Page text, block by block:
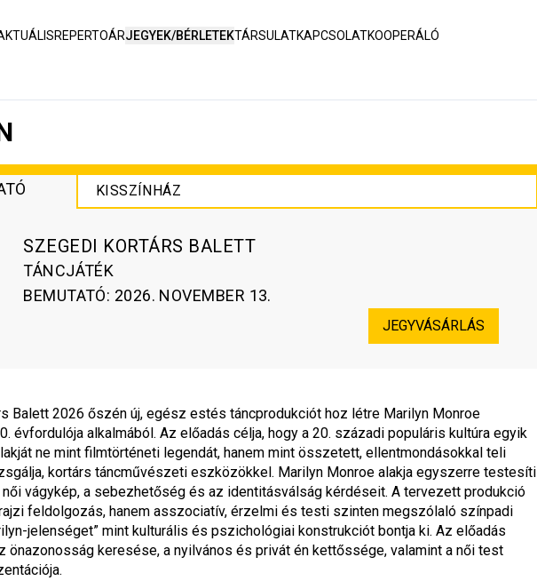
REPERTOÁRJEGYEK/BÉRLETEKTÁRSULATKAPCSOLATKOOPERÁLÓ
KISSZÍNHÁZ
SZEGEDI KORTÁRS BALETT
TÁNCJÁTÉK
BEMUTATÓ: 2026. NOVEMBER 13.
JEGYVÁSÁRLÁS
Balett 2026 őszén új, egész estés táncprodukciót hoz létre Marilyn Monroe
évfordulója alkalmából. Az előadás célja, hogy a 20. századi populáris kultúra egyik
ne mint filmtörténeti legendát, hanem mint összetett, ellentmondásokkal teli
kortárs táncművészeti eszközökkel. Marilyn Monroe alakja egyszerre testesíti
női vágykép, a sebezhetőség és az identitásválság kérdéseit. A tervezett produkció
feldolgozás, hanem asszociatív, érzelmi és testi szinten megszólaló színpadi
jelenséget” mint kulturális és pszichológiai konstrukciót bontja ki. Az előadás
önazonosság keresése, a nyilvános és privát én kettőssége, valamint a női test